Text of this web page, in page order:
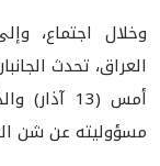
وخلال اجتماع،
العراق، تحدث
أمس (13
مسؤوليته عن شن